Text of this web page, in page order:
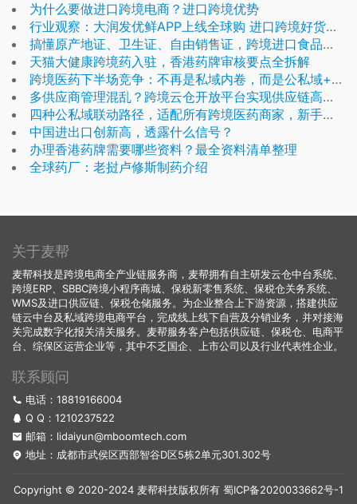
为什么要做进口跨境电商？进口跨境优势
行业观察：大润发优鲜APP上线全球购 进口跨境好货保税仓直发
搞懂原产地证、卫生证、自由销售证，跨境进口食品类必备资质
天猫大健康跨境药入驻，香港药牌审核要点全拆解
跨境医药下半场竞争：不再是私域内卷，而是公私域+供应链的全链路比拼
多供应商管理混乱？跨境云仓开放平台实现供应链高效协同
四种公私域联动路径，适配所有跨境医药商家，新手也能落地
中国进出口创新高，透露什么信号？
办理香港药牌需要哪些资料？最全资料清单整理
全球药厂：老挝卢修斯制药介绍
关于麦帮
麦帮科技是跨境电商全产业链服务商，麦帮拥有自主研发云仓中台系统、
跨境ERP、SBBC跨境小程序商城、保税新零售系统、保税仓关务系统、
WMS及进口供应链、保税仓储服务。为企业整合上下游资源，搭建供应
链云中台及私域跨境电商平台，完成线上线下自营及分销业务，并对接海
关完成数字化报关清关服务。麦帮服务客户包括供应链、保税仓、电商平
台、综保区运营企业等，其中不乏国企、上市公司以及行业代表性企业。
联系顾问
电话：18819166004
Q Q： 1210237522
邮箱：lidaiyun@mboomtech.com
地址：成都市武侯区西部智谷D区5栋2单元301.302号
Copyright © 2020-2024 麦帮科技版权所有 蜀ICP备2020033662号-1